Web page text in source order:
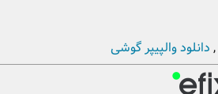
, دانلود والپیپر گوشی